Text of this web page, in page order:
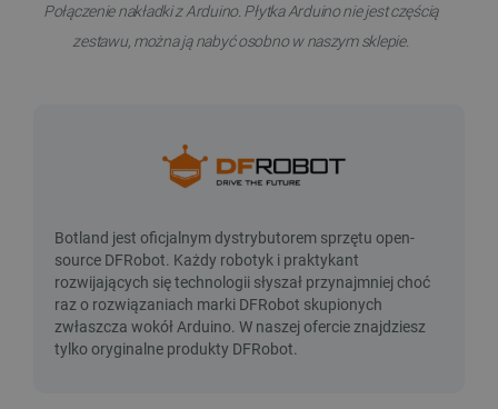
Połączenie nakładki z Arduino. Płytka Arduino nie jest częścią
zestawu, można ją nabyć osobno w naszym sklepie.